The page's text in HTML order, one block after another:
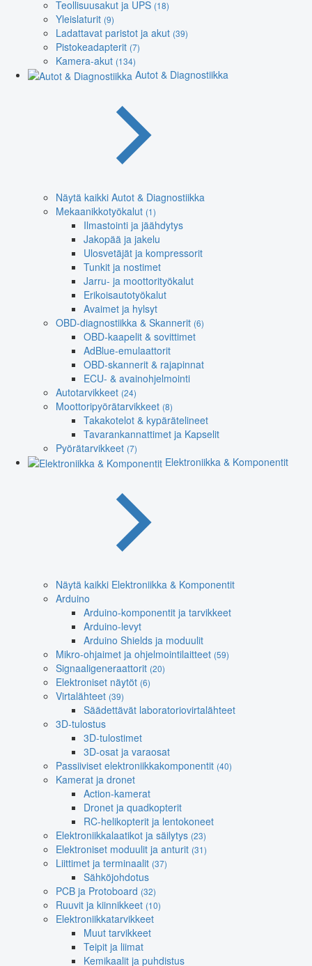
Teollisuusakut ja UPS (18)
Yleislaturit (9)
Ladattavat paristot ja akut (39)
Pistokeadapterit (7)
Kamera-akut (134)
Autot & Diagnostiikka
Näytä kaikki Autot & Diagnostiikka
Mekaanikkotyökalut (1)
Ilmastointi ja jäähdytys
Jakopää ja jakelu
Ulosvetäjät ja kompressorit
Tunkit ja nostimet
Jarru- ja moottorityökalut
Erikoisautotyökalut
Avaimet ja hylsyt
OBD-diagnostiikka & Skannerit (6)
OBD-kaapelit & sovittimet
AdBlue-emulaattorit
OBD-skannerit & rajapinnat
ECU- & avainohjelmointi
Autotarvikkeet (24)
Moottoripyörätarvikkeet (8)
Takakotelot & kypärätelineet
Tavarankannattimet ja Kapselit
Pyörätarvikkeet (7)
Elektroniikka & Komponentit
Näytä kaikki Elektroniikka & Komponentit
Arduino
Arduino-komponentit ja tarvikkeet
Arduino-levyt
Arduino Shields ja moduulit
Mikro-ohjaimet ja ohjelmointilaitteet (59)
Signaaligeneraattorit (20)
Elektroniset näytöt (6)
Virtalähteet (39)
Säädettävät laboratoriovirtalähteet
3D-tulostus
3D-tulostimet
3D-osat ja varaosat
Passiiviset elektroniikkakomponentit (40)
Kamerat ja dronet
Action-kamerat
Dronet ja quadkopterit
RC-helikopterit ja lentokoneet
Elektroniikkalaatikot ja säilytys (23)
Elektroniset moduulit ja anturit (31)
Liittimet ja terminaalit (37)
Sähköjohdotus
PCB ja Protoboard (32)
Ruuvit ja kiinnikkeet (10)
Elektroniikkatarvikkeet
Muut tarvikkeet
Teipit ja liimat
Kemikaalit ja puhdistus